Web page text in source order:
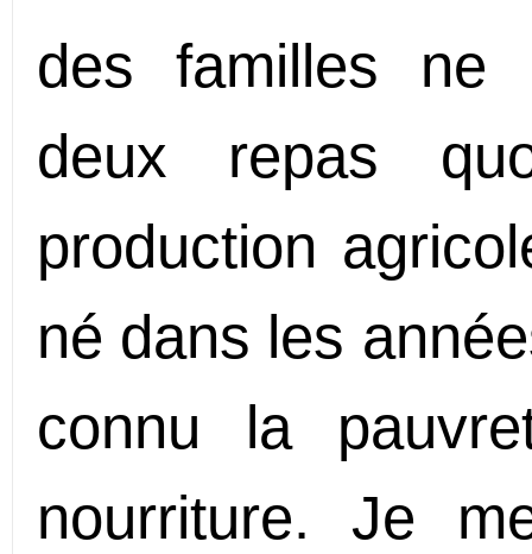
des familles ne
deux repas
production
né dans les
connu la
nourriture. Je